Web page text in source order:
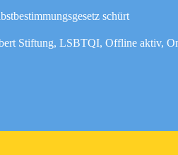
schürt
Stiftung, LSBTQI, Offline aktiv,